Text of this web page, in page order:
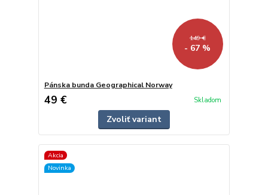
149 €
- 67 %
Pánska bunda Geographical Norway
49 € Skladom
Zvoliť variant
Akcia
Novinka